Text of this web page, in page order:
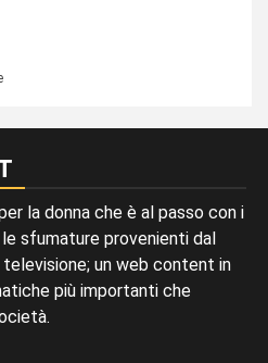
la donna che è al passo con i
sfumature provenienti dal
un web content in
più importanti che